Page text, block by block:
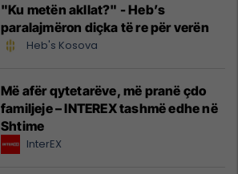
"Ku metën akllat?" - Heb’s
paralajmëron diçka të re për verën
Heb's Kosova
Më afër qytetarëve, më pranë çdo
familjeje – INTEREX tashmë edhe në
Shtime
InterEX